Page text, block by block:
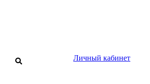
Личный кабинет